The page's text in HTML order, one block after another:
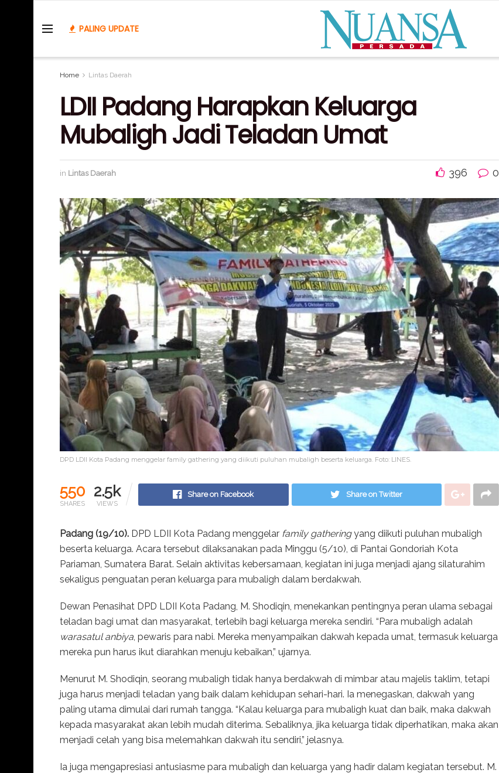
PALING UPDATE
Home Lintas Daerah
LDII Padang Harapkan Keluarga
Mubaligh Jadi Teladan Umat
in Lintas Daerah 396 0
DPD LDII Kota Padang menggelar family gathering yang diikuti puluhan mubaligh beserta keluarga. Foto: LINES.
550
SHARES
2.5k
VIEWS
Share on Facebook Share on Twitter
Padang (19/10). DPD LDII Kota Padang menggelar family gatheringyang diikuti puluhan mubaligh
beserta keluarga. Acara tersebut dilaksanakan pada Minggu (5/10), di Pantai Gondoriah Kota
Pariaman, Sumatera Barat. Selain aktivitas kebersamaan, kegiatan ini juga menjadi ajang silaturahim
sekaligus penguatan peran keluarga para mubaligh dalam berdakwah.
Dewan Penasihat DPD LDII Kota Padang, M. Shodiqin, menekankan pentingnya peran ulama sebagai
teladan bagi umat dan masyarakat, terlebih bagi keluarga mereka sendiri. “Para mubaligh adalah
warasatul anbiya , pewaris para nabi. Mereka menyampaikan dakwah kepada umat, termasuk keluarga
mereka pun harus ikut diarahkan menuju kebaikan,” ujarnya.
Menurut M. Shodiqin, seorang mubaligh tidak hanya berdakwah di mimbar atau majelis taklim, tetapi
juga harus menjadi teladan yang baik dalam kehidupan sehari-hari. Ia menegaskan, dakwah yang
paling utama dimulai dari rumah tangga. “Kalau keluarga para mubaligh kuat dan baik, maka dakwah
kepada masyarakat akan lebih mudah diterima. Sebaliknya, jika keluarga tidak diperhatikan, maka akan
menjadi celah yang bisa melemahkan dakwah itu sendiri,” jelasnya.
Ia juga mengapresiasi antusiasme para mubaligh dan keluarga yang hadir dalam kegiatan tersebut. M.